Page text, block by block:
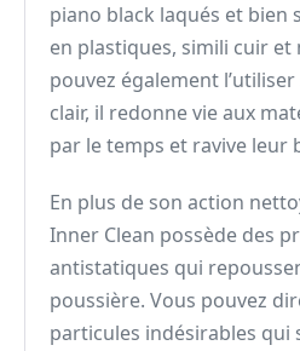
piano black laqués et bien
en plastiques, simili cuir et
pouvez également
clair, il redonne vie aux
par le temps et ravive leur
En plus de son action
Inner Clean possède des
antistatiques qui
poussière. Vous pouvez
particules indésirables qui